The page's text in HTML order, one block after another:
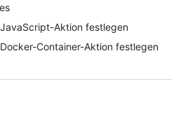
Aktion festlegen
Container-Aktion festlegen